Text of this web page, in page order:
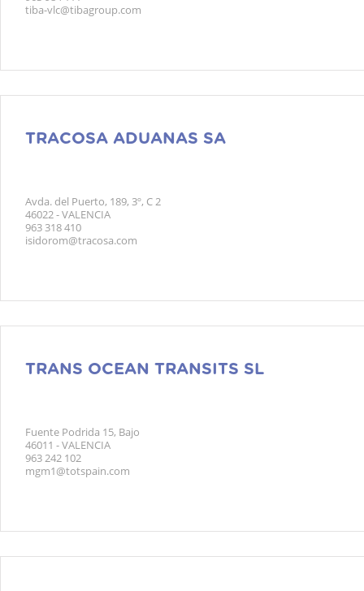
tiba-vlc@tibagroup.com
TRACOSA ADUANAS SA
Avda. del Puerto, 189, 3º, C 2
46022 - VALENCIA
963 318 410
isidorom@tracosa.com
TRANS OCEAN TRANSITS SL
Fuente Podrida 15, Bajo
46011 - VALENCIA
963 242 102
mgm1@totspain.com